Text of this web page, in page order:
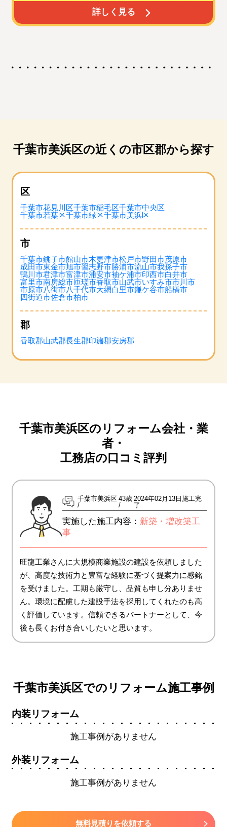
詳しく見る
千葉市美浜区の近くの市区郡から探す
区
千葉市花見川区千葉市稲毛区千葉市中央区
千葉市若葉区千葉市緑区千葉市美浜区
市
千葉市銚子市館山市木更津市松戸市野田市茂原市
成田市東金市旭市習志野市勝浦市流山市我孫子市
鴨川市君津市富津市浦安市袖ケ浦市印西市白井市
富里市南房総市匝瑳市香取市山武市いすみ市市川市
市原市八街市八千代市大網白里市鎌ケ谷市船橋市
四街道市佐倉市柏市
郡
香取郡山武郡長生郡印旛郡安房郡
千葉市美浜区のリフォーム会社・業
者・
工務店の口コミ評判
千葉市美浜区 43歳 2024年02月13日施工完
了
実施した施工内容： 新築・増改築工
事
旺龍工業さんに大規模商業施設の建設を依頼しました
が、高度な技術力と豊富な経験に基づく提案力に感銘
を受けました。工期も厳守し、品質も申し分ありませ
ん。環境に配慮した建設手法を採用してくれたのも高
く評価しています。信頼できるパートナーとして、今
後も長くお付き合いしたいと思います。
千葉市美浜区でのリフォーム施工事例
内装リフォーム
施工事例がありません
外装リフォーム
施工事例がありません
無料見積りを依頼する